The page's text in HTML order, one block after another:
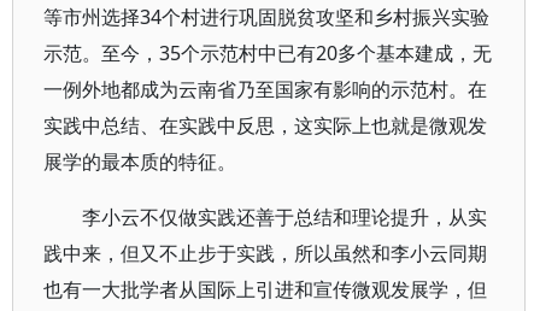
等市州选择34个村进行巩固脱贫攻坚和乡村振兴实验
示范。至今，35个示范村中已有20多个基本建成，无
一例外地都成为云南省乃至国家有影响的示范村。在
实践中总结、在实践中反思，这实际上也就是微观发
展学的最本质的特征。
李小云不仅做实践还善于总结和理论提升，从实
践中来，但又不止步于实践，所以虽然和李小云同期
也有一大批学者从国际上引进和宣传微观发展学，但